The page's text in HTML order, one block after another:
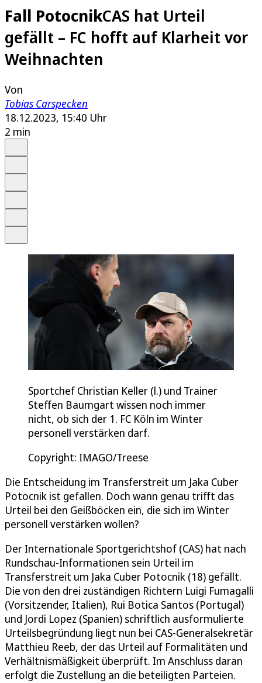
Fall PotocnikCAS hat Urteil
gefällt – FC hofft auf Klarheit vor
Weihnachten
Von
Tobias Carspecken
18.12.2023, 15:40 Uhr
2 min
Sportchef Christian Keller (l.) und Trainer
Steffen Baumgart wissen noch immer
nicht, ob sich der 1. FC Köln im Winter
personell verstärken darf.
Copyright: IMAGO/Treese
Die Entscheidung im Transferstreit um Jaka Cuber
Potocnik ist gefallen. Doch wann genau trifft das
Urteil bei den Geißböcken ein, die sich im Winter
personell verstärken wollen?
Der Internationale Sportgerichtshof (CAS) hat nach
Rundschau-Informationen sein Urteil im
Transferstreit um Jaka Cuber Potocnik (18) gefällt.
Die von den drei zuständigen Richtern Luigi Fumagalli
(Vorsitzender, Italien), Rui Botica Santos (Portugal)
und Jordi Lopez (Spanien) schriftlich ausformulierte
Urteilsbegründung liegt nun bei CAS-Generalsekretär
Matthieu Reeb, der das Urteil auf Formalitäten und
Verhältnismäßigkeit überprüft. Im Anschluss daran
erfolgt die Zustellung an die beteiligten Parteien.